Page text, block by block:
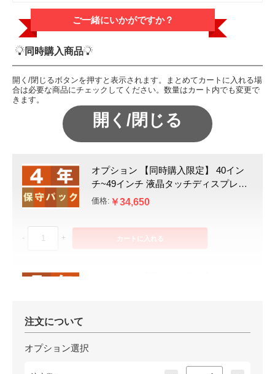
ご一緒にいかがですか？
同時購入商品
開く/閉じるボタンを押すと表示されます。まとめてカートに入れる場
合は必要な商品にチェックしてください。数量はカート内でも変更で
きます。
オプション 【同時購入限定】 40イン
チ~49インチ 液晶タッチディスプレイ
BIGPAD 4年保守パック
価格: ￥34,650
- + カートに入れる
+
注文について
オプション選択